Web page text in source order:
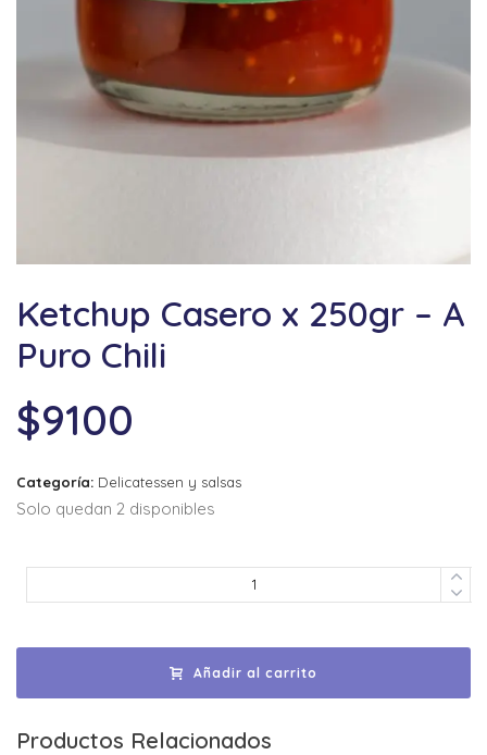
Ketchup Casero x 250gr – A
Puro Chili
$9100
Categoría: Delicatessen y salsas
Solo quedan 2 disponibles
Añadir al carrito
Productos Relacionados